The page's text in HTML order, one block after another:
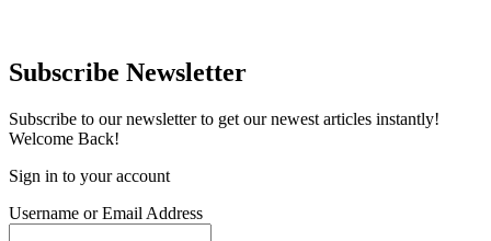
Subscribe Newsletter
Subscribe to our newsletter to get our newest articles instantly!
Welcome Back!
Sign in to your account
Username or Email Address